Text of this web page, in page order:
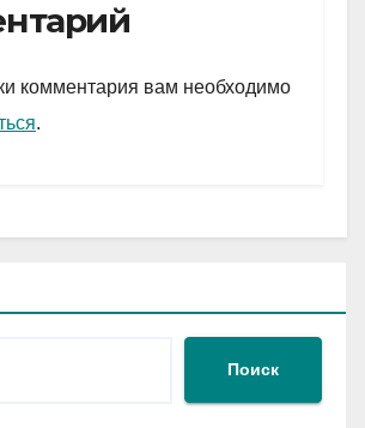
A
p
и
комментария вам необходимо
.
Поиск